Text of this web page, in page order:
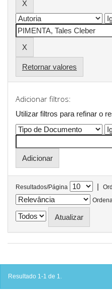
Retornar valores
Adicionar filtros:
Utilizar filtros para refinar o
Resultados/Página |
Resultado 1-1 de 1.